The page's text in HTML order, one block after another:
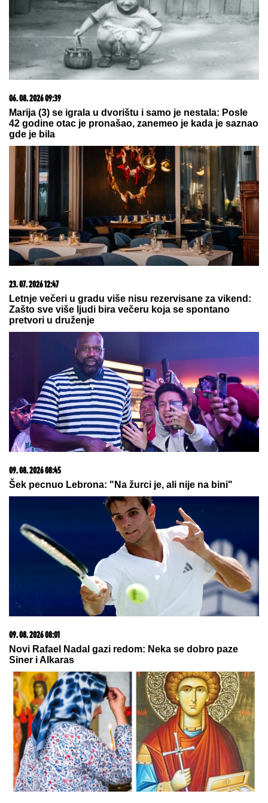
(VIDEO) TRUDNA ANITA DOVEZLA LUKU NA PINK
Strasno se grle i ljube u kolima, ne pušta ga: Blista
pred porođaj
"Delije" mogu da odahnu: Crvena
zvezda će igrati Ligu šampiona, a
ovo je dokaz
ĐURICA PREDLAŽE:Tiket za nedelju
našeg poznatog tipstera
SPAKOVALA STVARI I NAPUSTILA GA!
detalji RASKIDA Teodore i Bebice
PREOKRET U MAĐARSKOJ:Mađar
povukao ključan potez - Andraš Baka
prihvatio nominaciju za predsednika
OVO SE DEŠAVA POSLE GODINU
DANAAstro savet za nedelju, 9.
avgust: Merkur je u Lavu - Evo šta to
znacima
NAPUŠTA CRVENU ZVEZDU?Veliko pojačanje
odlazi sa Marakane